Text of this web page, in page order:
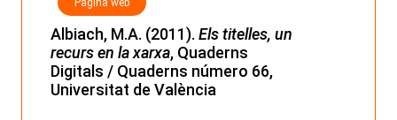
Pàgina web
Albiach, M.A. (2011). Els titelles, un
recurs en la xarxa, Quaderns
Digitals / Quaderns número 66,
Universitat de València